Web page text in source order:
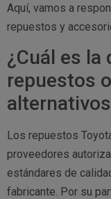
Aquí, vamos a
repuestos y
¿Cuál es
repuestos
Los repuestos
proveedores
estándares de
fabricante. Por su